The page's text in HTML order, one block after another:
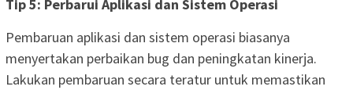
Tip 5: Perbarui Aplikasi dan Sistem Operasi
Pembaruan aplikasi dan sistem operasi biasanya
menyertakan perbaikan bug dan peningkatan kinerja.
Lakukan pembaruan secara teratur untuk memastikan